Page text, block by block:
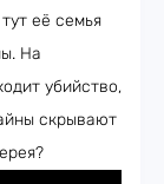
её семья
На
убийство,
скрывают